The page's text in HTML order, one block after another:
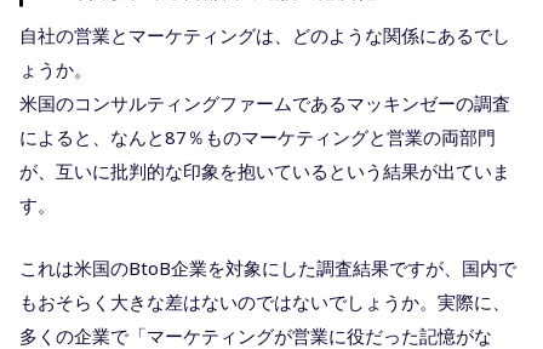
自社の営業とマーケティングは、どのような関係にあるでし
ょうか。
米国のコンサルティングファームであるマッキンゼーの調査
によると、なんと87％ものマーケティングと営業の両部門
が、互いに批判的な印象を抱いているという結果が出ていま
す。
これは米国のBtoB企業を対象にした調査結果ですが、国内で
もおそらく大きな差はないのではないでしょうか。実際に、
多くの企業で「マーケティングが営業に役だった記憶がな